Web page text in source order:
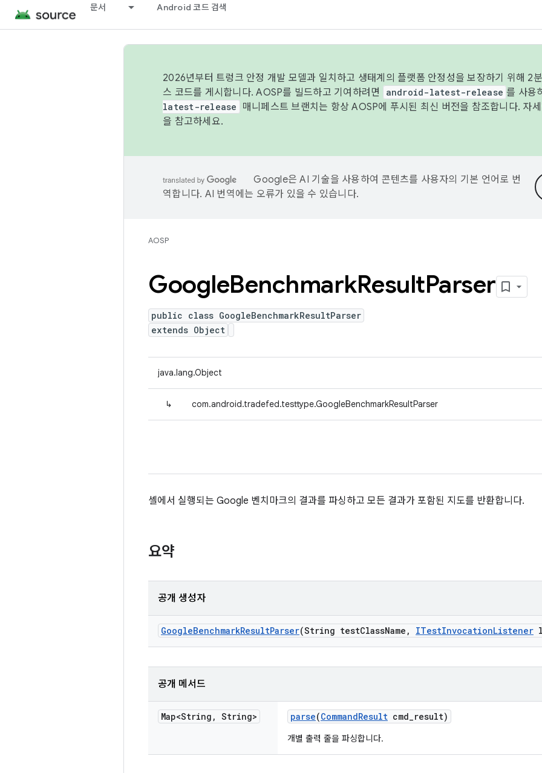
문서 Android 코드 검색
2026년부터 트렁크 안정 개발 모델과 일치하고 생태계의 플랫폼 안정성을 보장하기 위해 2
스 코드를 게시합니다. AOSP를 빌드하고 기여하려면
android-latest-release 를 사용
latest-release
매니페스트 브랜치는 항상 AOSP에 푸시된 최신 버전을 참조합니다. 자
을 참고하세요.
Google은 AI 기술을 사용하여 콘텐츠를 사용자의 기본 언어로 번
역합니다. AI 번역에는 오류가 있을 수 있습니다.
AOSP
GoogleBenchmarkResultParser
public class GoogleBenchmarkResultParser
extends Object
java.lang.Object
↳ com.android.tradefed.testtype.GoogleBenchmarkResultParser
셸에서 실행되는 Google 벤치마크의 결과를 파싱하고 모든 결과가 포함된 지도를 반환합니다.
요약
공개 생성자
GoogleBenchmarkResultParser(String testClassName , ITestInvocationListener
공개 메서드
Map<String , String> parse(CommandResult cmd_result)
개별 출력 줄을 파싱합니다.